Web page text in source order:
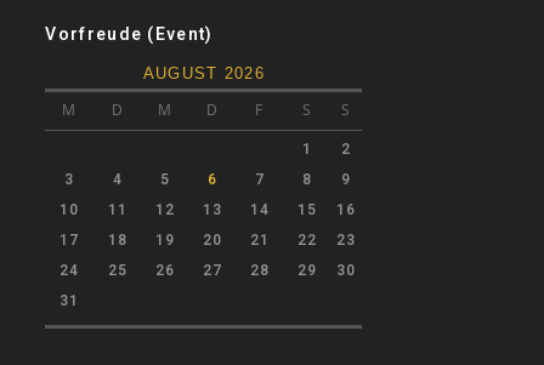
Vorfreude (Event)
AUGUST 2026
M D M D F S S
1
2
3
4 5 6 7 8
9
10
11 12 13 14 15
16
17
18 19 20 21 22
23
24
25 26 27 28 29
30
31